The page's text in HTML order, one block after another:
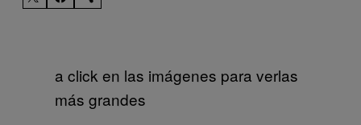
a click en las imágenes para verlas
más grandes